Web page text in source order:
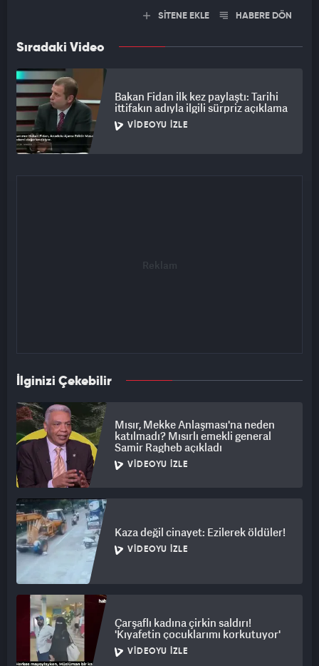
SİTENE EKLE HABERE DÖN
Sıradaki Video
Bakan Fidan ilk kez paylaştı: Tarihi
ittifakın adıyla ilgili sürpriz açıklama
VIDEOYU İZLE
İlginizi Çekebilir
Mısır, Mekke Anlaşması'na neden
katılmadı? Mısırlı emekli general
Samir Ragheb açıkladı
VIDEOYU İZLE
Kaza değil cinayet: Ezilerek öldüler!
VIDEOYU İZLE
Çarşaflı kadına çirkin saldırı!
'Kıyafetin çocuklarımı korkutuyor'
VIDEOYU İZLE